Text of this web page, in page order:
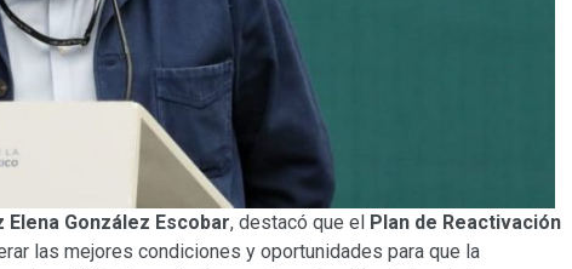
Elena González Escobar, destacó que el
Plan de Reactivación
las mejores condiciones y oportunidades para que la